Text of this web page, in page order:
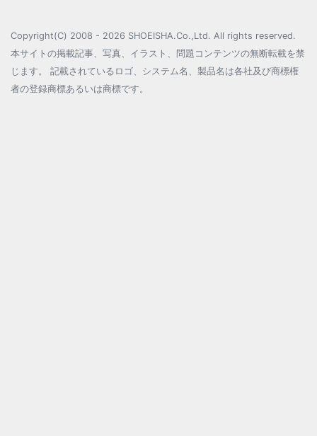
Copyright(C) 2008 - 2026 SHOEISHA.Co.,Ltd. All rights reserved.
本サイトの掲載記事、写真、イラスト、問題コンテンツの無断転載を禁
じます。 記載されているロゴ、システム名、製品名は各社及び商標権
者の登録商標あるいは商標です。